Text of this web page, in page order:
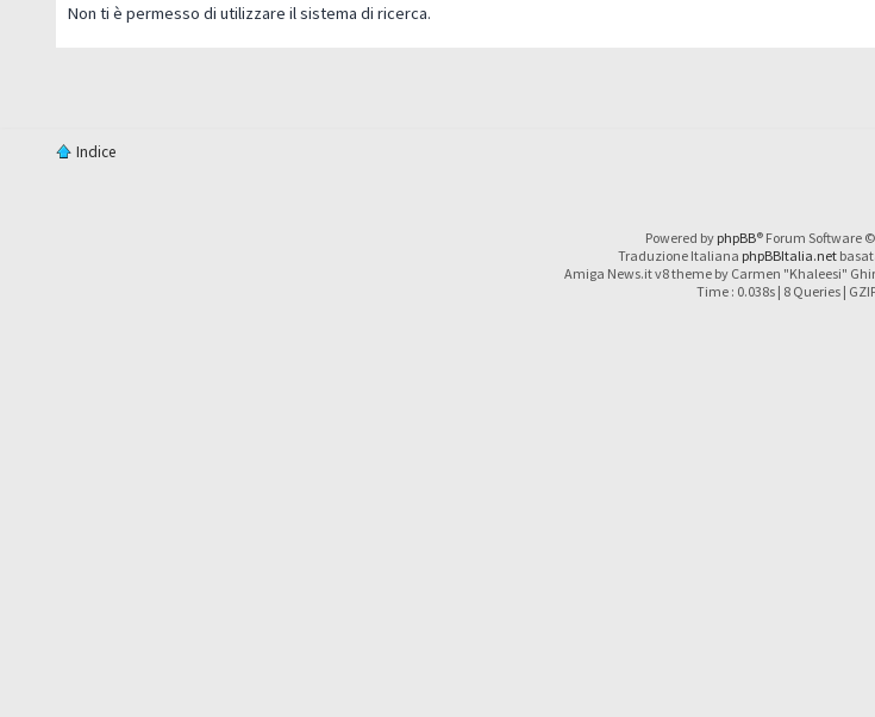
Non ti è permesso di utilizzare il sistema di ricerca.
Indice
Powered by phpBB® Forum Software
Traduzione Italiana phpBBItalia.net
Amiga News.it v8 theme by Carmen "Khaleesi"
Time : 0.038s | 8 Queries |